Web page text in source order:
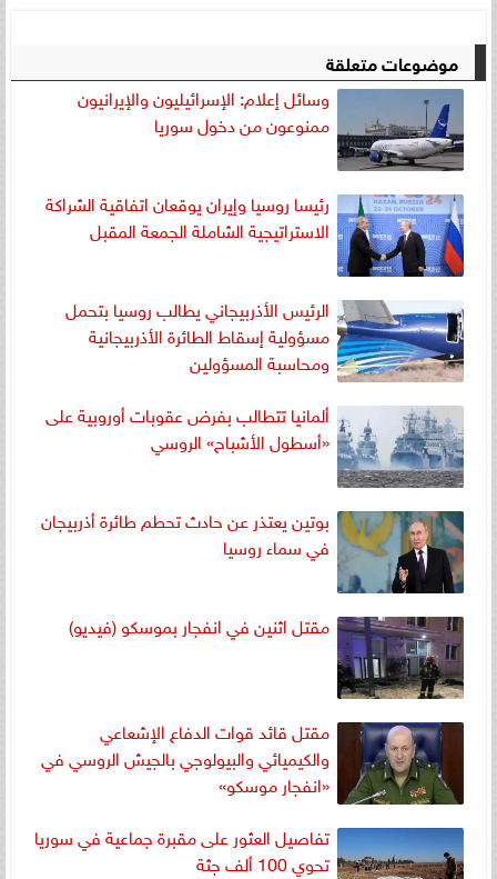
موضوعات متعلقة
وسائل إعلام: الإسرائيليون والإيرانيون
ممنوعون من دخول سوريا
رئيسا روسيا وإيران يوقعان اتفاقية الشراكة
الاستراتيجية الشاملة الجمعة المقبل
الرئيس الأذربيجاني يطالب روسيا بتحمل
مسؤولية إسقاط الطائرة الأذربيجانية
ومحاسبة المسؤولين
ألمانيا تتطالب بفرض عقوبات أوروبية على
«أسطول الأشباح» الروسي
بوتين يعتذر عن حادث تحطم طائرة أذربيجان
في سماء روسيا
مقتل اثنين في انفجار بموسكو (فيديو)
مقتل قائد قوات الدفاع الإشعاعي
والكيميائي والبيولوجي بالجيش الروسي في
«انفجار موسكو»
تفاصيل العثور على مقبرة جماعية في سوريا
تحوي 100 ألف جثة